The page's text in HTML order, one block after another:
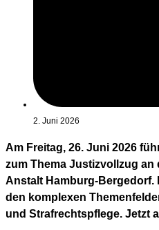
2. Juni 2026
Am Freitag, 26. Juni 2026
zum Thema Justizvollzug
Anstalt Hamburg-
den komplexen
und Strafrechtspflege. Jetzt